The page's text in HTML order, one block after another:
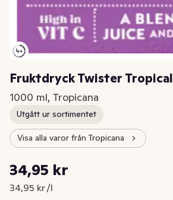
Fruktdryck Twister Tropical
1000 ml, Tropicana
Utgått ur sortimentet
Visa alla varor från Tropicana
Nuvarande pris är: 34,95 kr
34,95 kr
34,95 kr /l
Styckpris: 34,95 kr /l